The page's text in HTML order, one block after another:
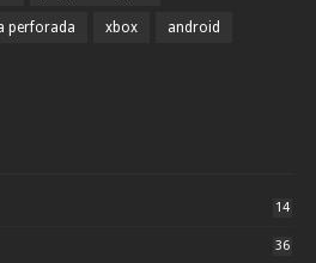
perforada xbox android
14
36